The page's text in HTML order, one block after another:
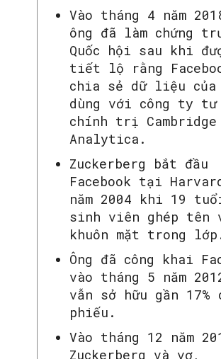
Vào tháng 4 năm
ông đã làm chứng
Quốc hội sau khi
tiết lộ rằng
chia sẻ dữ liệu của
dùng với công ty tư
chính trị Cambridge
Analytica.
Zuckerberg bắt đầu
Facebook tại
năm 2004 khi 19
sinh viên ghép tên
khuôn mặt trong
Ông đã công khai
vào tháng 5 năm
vẫn sở hữu gần 17%
phiếu.
Vào tháng 12 năm
Zuckerberg và vợ,